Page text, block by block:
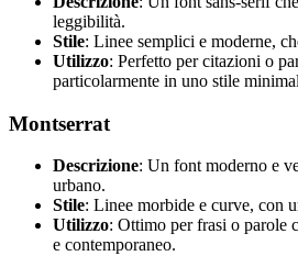
leggibilità.
Stile: Linee semplici e moderne,
Utilizzo: Perfetto per citazioni o
particolarmente in uno stile
Montserrat
Descrizione: Un font moderno e
urbano.
Stile: Linee morbide e curve, con
Utilizzo: Ottimo per frasi o parole
e contemporaneo.